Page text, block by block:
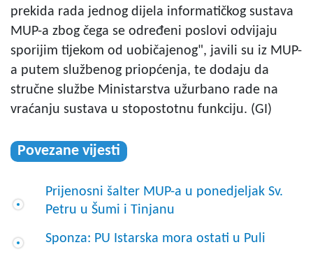
prekida rada jednog dijela informatičkog sustava
MUP-a zbog čega se određeni poslovi odvijaju
sporijim tijekom od uobičajenog", javili su iz MUP-
a putem službenog priopćenja, te dodaju da
stručne službe Ministarstva užurbano rade na
vraćanju sustava u stopostotnu funkciju. (GI)
Povezane vijesti
Prijenosni šalter MUP-a u ponedjeljak Sv.
Petru u Šumi i Tinjanu
Sponza: PU Istarska mora ostati u Puli